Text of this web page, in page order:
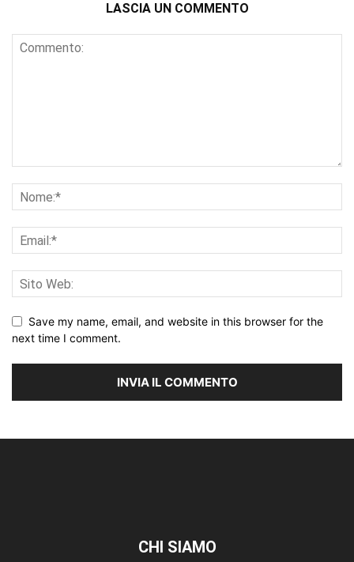
LASCIA UN COMMENTO
Save my name, email, and website in this browser for the
next time I comment.
CHI SIAMO